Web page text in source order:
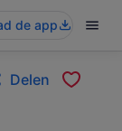
de app
Delen